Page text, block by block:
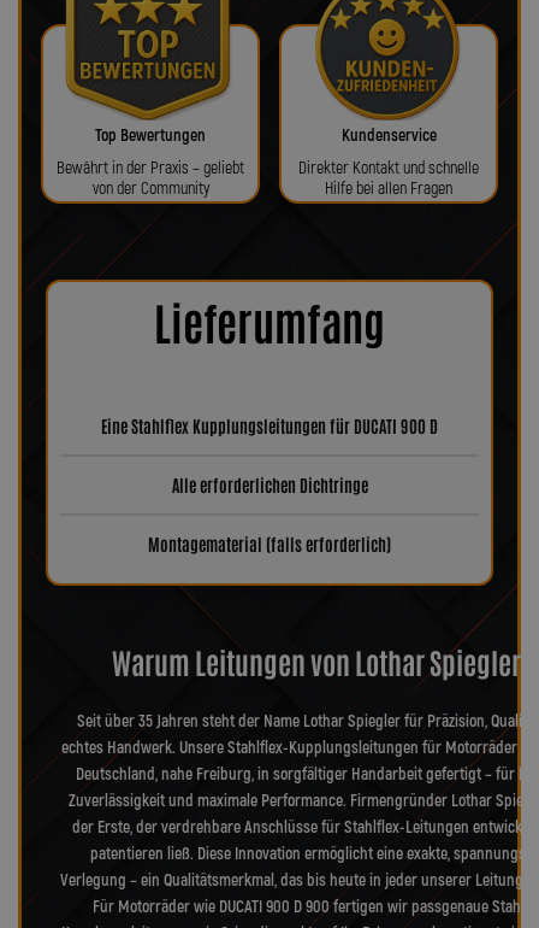
Top Bewertungen
Bewährt in der Praxis – geliebt
von der Community
Kundenservice
Direkter Kontakt und schnelle
Hilfe bei allen Fragen
Lieferumfang
Eine Stahlflex Kupplungsleitungen für DUCATI 900 D
Alle erforderlichen Dichtringe
Montagematerial (falls erforderlich)
Warum Leitungen von Lothar Spiegler?
Seit über 35 Jahren steht der Name Lothar Spiegler für Präzision,
echtes Handwerk. Unsere Stahlflex-Kupplungsleitungen für Motorräder
Deutschland, nahe Freiburg, in sorgfältiger Handarbeit gefertigt – für
Zuverlässigkeit und maximale Performance. Firmengründer Lothar
der Erste, der verdrehbare Anschlüsse für Stahlflex-Leitungen
patentieren ließ. Diese Innovation ermöglicht eine exakte,
Verlegung – ein Qualitätsmerkmal, das bis heute in jeder unserer
Für Motorräder wie DUCATI 900 D 900 fertigen wir passgenaue